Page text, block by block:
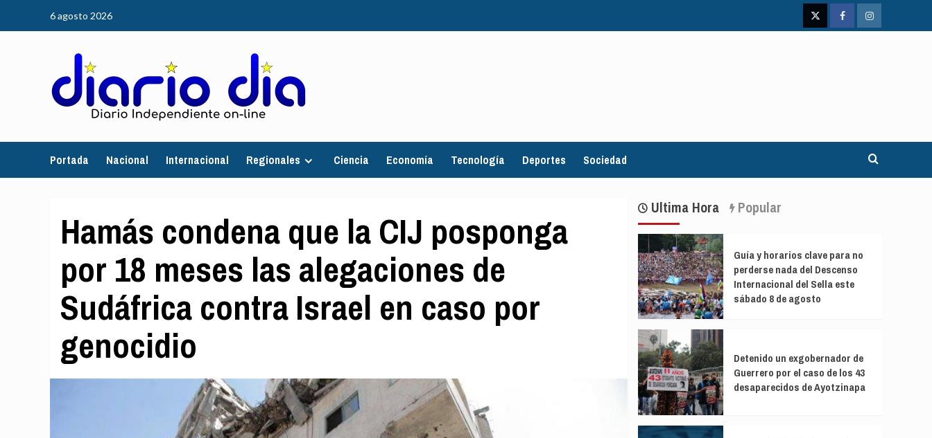
6 agosto 2026
TwitterFacebookInstagram
Portada Nacional Internacional Regionales Ciencia Economía Tecnología Deportes Sociedad
Hamás condena que la CIJ posponga
por 18 meses las alegaciones de
Sudáfrica contra Israel en caso por
genocidio
Ultima Hora Popular
Guía y horarios clave para no
perderse nada del Descenso
Internacional del Sella este
sábado 8 de agosto
Detenido un exgobernador de
Guerrero por el caso de los 43
desaparecidos de Ayotzinapa